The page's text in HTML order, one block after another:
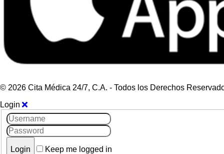
© 2026 Cita Médica 24/7, C.A. - Todos los Derechos
Login
Keep me logged in